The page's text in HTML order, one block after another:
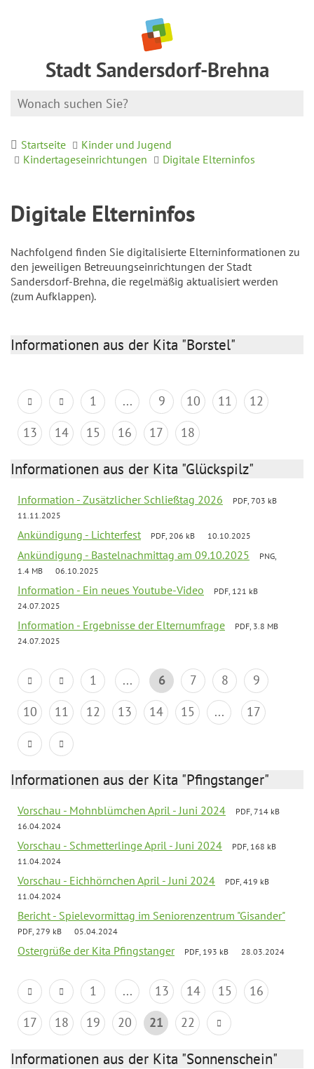
Stadt Sandersdorf-Brehna
Startseite
Kinder und Jugend
Kindertageseinrichtungen
Digitale Elterninfos
Digitale Elterninfos
Nachfolgend finden Sie digitalisierte Elterninformationen zu
den jeweiligen Betreuungseinrichtungen der Stadt
Sandersdorf-Brehna, die regelmäßig aktualisiert werden
(zum Aufklappen).
Informationen aus der Kita "Borstel"
1 ... 9 10 11
12
13
14 15 16 17 18
Informationen aus der Kita "Glückspilz"
Information - Zusätzlicher Schließtag 2026
PDF, 703 kB
11.11.2025
Ankündigung - Lichterfest PDF, 206 kB 10.10.2025
Ankündigung - Bastelnachmittag am 09.10.2025
PNG,
1.4 MB
06.10.2025
Information - Ein neues Youtube-Video
PDF, 121 kB
24.07.2025
Information - Ergebnisse der Elternumfrage
PDF, 3.8 MB
24.07.2025
1 ... 6 7 8
9
10
11 12 13 14 15 ... 17
Informationen aus der Kita "Pfingstanger"
Vorschau - Mohnblümchen April - Juni 2024
PDF, 714 kB
16.04.2024
Vorschau - Schmetterlinge April - Juni 2024
PDF, 168 kB
11.04.2024
Vorschau - Eichhörnchen April - Juni 2024
PDF, 419 kB
11.04.2024
Bericht - Spielevormittag im Seniorenzentrum "Gisander"
PDF, 279 kB 05.04.2024
Ostergrüße der Kita Pfingstanger PDF, 193 kB 28.03.2024
1 ... 13 14 15
16
17
18 19 20 21 22
Informationen aus der Kita "Sonnenschein"